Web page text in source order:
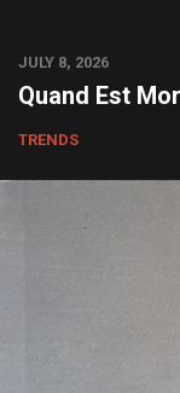
JULY 8, 2026
Quand Est
TRENDS